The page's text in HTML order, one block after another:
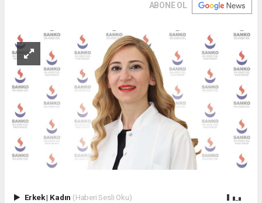
ABONE OL
Erkek| Kadın (Haberi Sesli Oku)